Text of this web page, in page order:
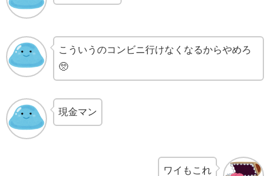
こういうのコンビニ行けなくなるからやめろ
🥺
現金マン
ワイもこれ